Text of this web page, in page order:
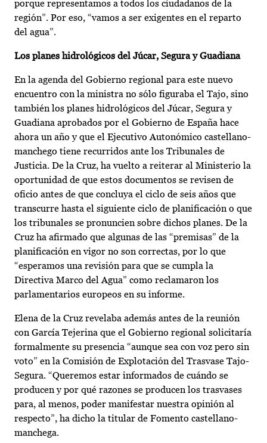
porque representamos a todos los ciudadanos de la
región”. Por eso, “vamos a ser exigentes en el reparto
del agua”.
Los planes hidrológicos del Júcar, Segura y Guadiana
En la agenda del Gobierno regional para este nuevo
encuentro con la ministra no sólo figuraba el Tajo, sino
también los planes hidrológicos del Júcar, Segura y
Guadiana aprobados por el Gobierno de España hace
ahora un año y que el Ejecutivo Autonómico castellano-
manchego tiene recurridos ante los Tribunales de
Justicia. De la Cruz, ha vuelto a reiterar al Ministerio la
oportunidad de que estos documentos se revisen de
oficio antes de que concluya el ciclo de seis años que
transcurre hasta el siguiente ciclo de planificación o que
los tribunales se pronuncien sobre dichos planes. De la
Cruz ha afirmado que algunas de las “premisas” de la
planificación en vigor no son correctas, por lo que
“esperamos una revisión para que se cumpla la
Directiva Marco del Agua” como reclamaron los
parlamentarios europeos en su informe.
Elena de la Cruz revelaba además antes de la reunión
con García Tejerina que el Gobierno regional solicitaría
formalmente su presencia “aunque sea con voz pero sin
voto” en la Comisión de Explotación del Trasvase Tajo-
Segura. “Queremos estar informados de cuándo se
producen y por qué razones se producen los trasvases
para, al menos, poder manifestar nuestra opinión al
respecto”, ha dicho la titular de Fomento castellano-
manchega.